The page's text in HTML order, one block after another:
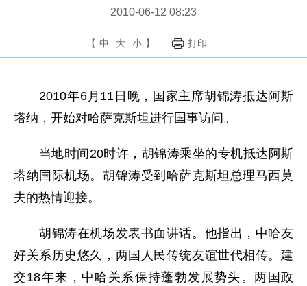
2010-06-12 08:23
【 中 大 小 】 打印
2010年6月11日晚，国家主席胡锦涛抵达阿斯
塔纳，开始对哈萨克斯坦进行国事访问。
当地时间20时许，胡锦涛乘坐的专机抵达阿斯
塔纳国际机场。胡锦涛受到哈萨克斯坦总理马西莫
夫的热情迎接。
胡锦涛在机场发表书面讲话。他指出，中哈友
好关系历史悠久，两国人民传统友谊世代相传。建
交18年来，中哈关系保持蓬勃发展势头。两国政